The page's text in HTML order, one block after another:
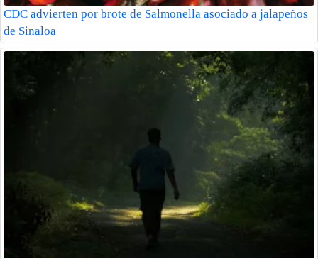
CDC advierten por brote de Salmonella asociado a jalapeños
de Sinaloa